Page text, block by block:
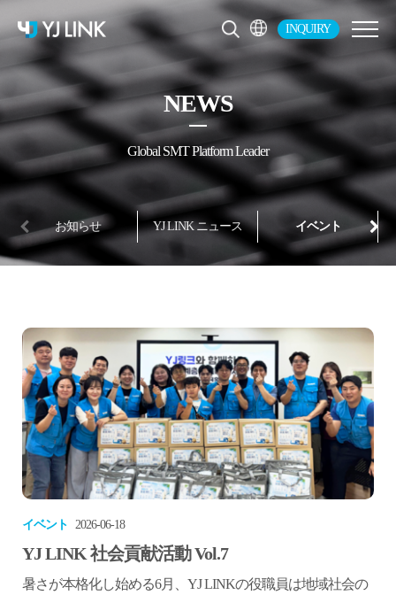
INQUIRY
NEWS
Global SMT Platform Leader
お知らせ YJ LINK ニュース イベント
イベント 2026-06-18
YJ LINK 社会貢献活動 Vol.7
暑さが本格化し始める6月、YJ LINKの役職員は地域社会の